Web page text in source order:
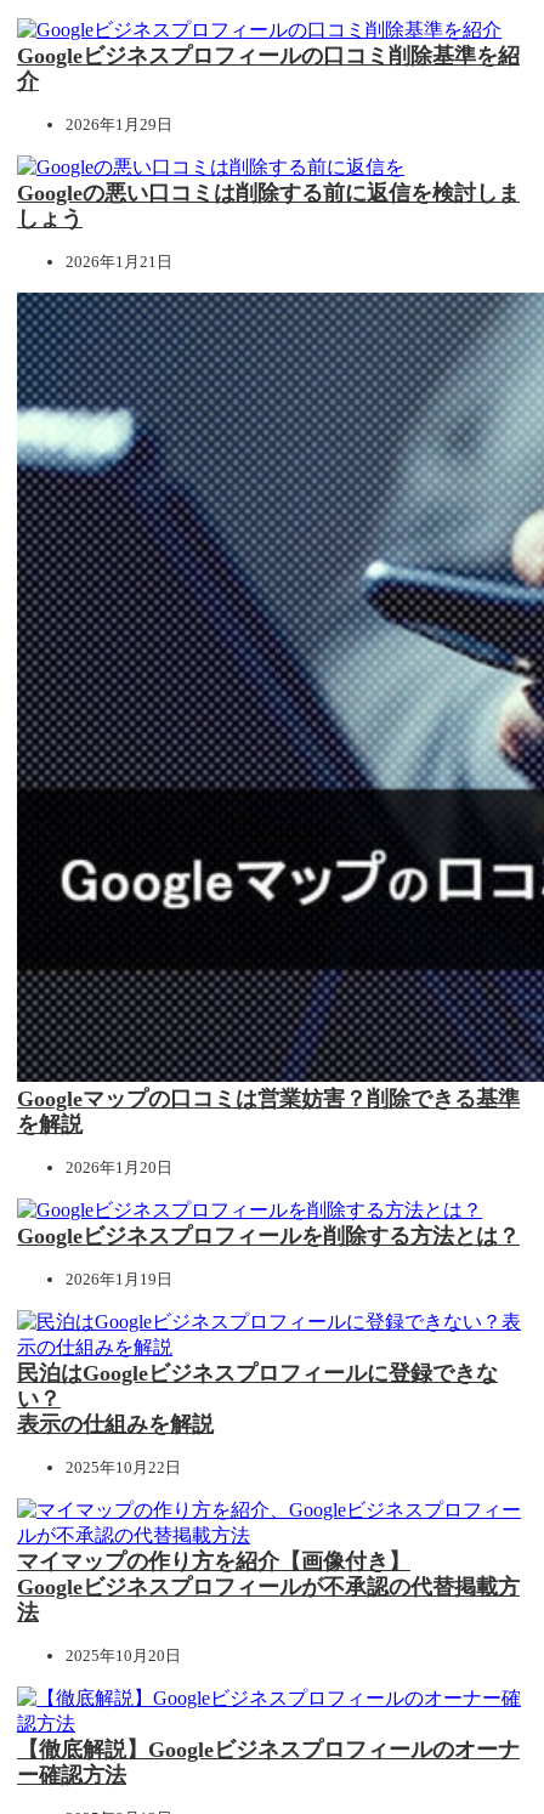
Googleビジネスプロフィールの口コミ削除基準を紹
介
2026年1月29日
Googleの悪い口コミは削除する前に返信を検討しま
しょう
2026年1月21日
Googleマップの口コミは営業妨害？削除できる基準
を解説
2026年1月20日
Googleビジネスプロフィールを削除する方法とは？
2026年1月19日
民泊はGoogleビジネスプロフィールに登録できな
い？
表示の仕組みを解説
2025年10月22日
マイマップの作り方を紹介【画像付き】
Googleビジネスプロフィールが不承認の代替掲載方
法
2025年10月20日
【徹底解説】Googleビジネスプロフィールのオーナ
ー確認方法